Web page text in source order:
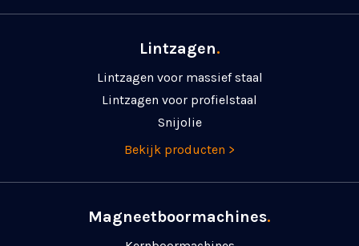
Lintzagen.
Lintzagen voor massief staal
Lintzagen voor profielstaal
Snijolie
Bekijk producten >
Magneetboormachines.